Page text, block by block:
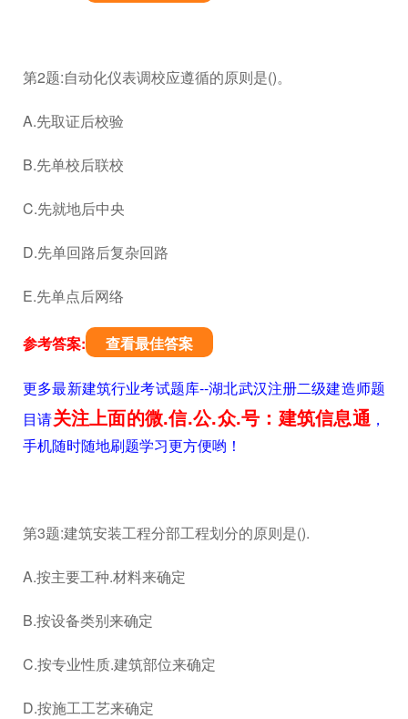
第2题:自动化仪表调校应遵循的原则是()。
A.先取证后校验
B.先单校后联校
C.先就地后中央
D.先单回路后复杂回路
E.先单点后网络
参考答案: 查看最佳答案
更多最新建筑行业考试题库--湖北武汉注册二级建造师题
目请关注上面的微.信.公.众.号：建筑信息通，
手机随时随地刷题学习更方便哟！
第3题:建筑安装工程分部工程划分的原则是().
A.按主要工种.材料来确定
B.按设备类别来确定
C.按专业性质.建筑部位来确定
D.按施工工艺来确定